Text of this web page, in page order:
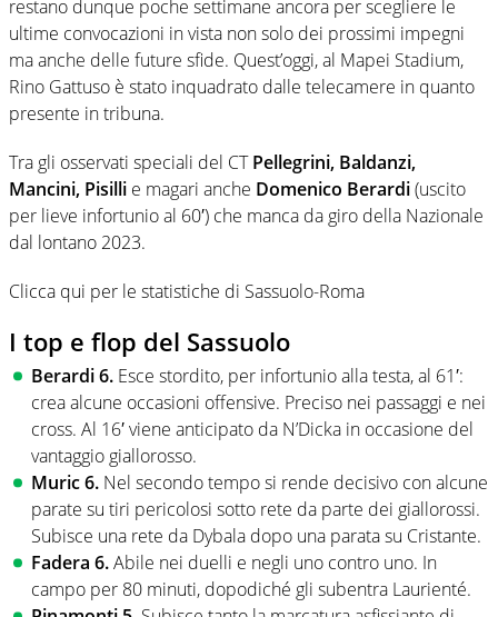
restano dunque poche settimane ancora per scegliere le
ultime convocazioni in vista non solo dei prossimi impegni
ma anche delle future sfide. Quest’oggi, al Mapei Stadium,
Rino Gattuso è stato inquadrato dalle telecamere in quanto
presente in tribuna.
Tra gli osservati speciali del CTPellegrini, Baldanzi,
Mancini, Pisilli e magari anche Domenico Berardi(uscito
per lieve infortunio al 60′) che manca da giro della Nazionale
dal lontano 2023.
Clicca qui per le statistiche di Sassuolo-Roma
I top e flop del Sassuolo
Berardi 6. Esce stordito, per infortunio alla testa, al 61′:
crea alcune occasioni offensive. Preciso nei passaggi e nei
cross. Al 16′ viene anticipato da N’Dicka in occasione del
vantaggio giallorosso.
Muric 6. Nel secondo tempo si rende decisivo con alcune
parate su tiri pericolosi sotto rete da parte dei giallorossi.
Subisce una rete da Dybala dopo una parata su Cristante.
Fadera 6.Abile nei duelli e negli uno contro uno. In
campo per 80 minuti, dopodiché gli subentra Laurienté.